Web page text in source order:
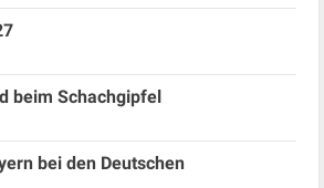
beim Schachgipfel
bei den Deutschen